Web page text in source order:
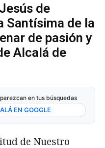
de
Santísima de la
de pasión y
Alcalá de
en tus búsquedas
EN GOOGLE
de Nuestro